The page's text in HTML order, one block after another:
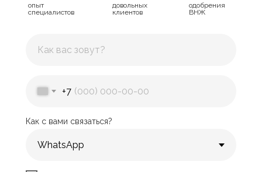
довольных
клиентов
одобрения
ВНЖ
опыт
специалистов
+7
Как с вами связаться?